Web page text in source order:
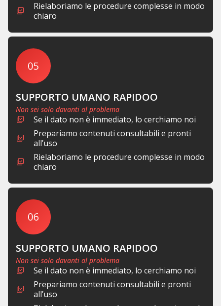
Rielaboriamo le procedure complesse in modo
chiaro
SUPPORTO UMANO RAPIDOO
Non sei solo davanti al problema
Se il dato non è immediato, lo cerchiamo noi
Prepariamo contenuti consultabili e pronti
all’uso
Rielaboriamo le procedure complesse in modo
chiaro
SUPPORTO UMANO RAPIDOO
Non sei solo davanti al problema
Se il dato non è immediato, lo cerchiamo noi
Prepariamo contenuti consultabili e pronti
all’uso